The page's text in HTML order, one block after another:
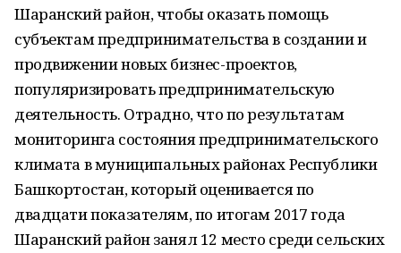
Шаранский район, чтобы оказать помощь
субъектам предпринимательства в создании и
продвижении новых бизнес-проектов,
популяризировать предпринимательскую
деятельность. Отрадно, что по результатам
мониторинга состояния предпринимательского
климата в муниципальных районах Республики
Башкортостан, который оценивается по
двадцати показателям, по итогам 2017 года
Шаранский район занял 12 место среди сельских